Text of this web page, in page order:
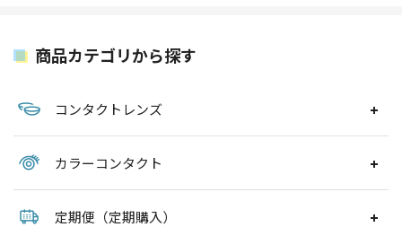
商品カテゴリから探す
コンタクトレンズ
カラーコンタクト
定期便（定期購入）